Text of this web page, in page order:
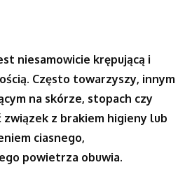
niesamowicie krępującą i
Często towarzyszy, innym
na skórze, stopach czy
związek z brakiem higieny lub
ciasnego,
powietrza obuwia.